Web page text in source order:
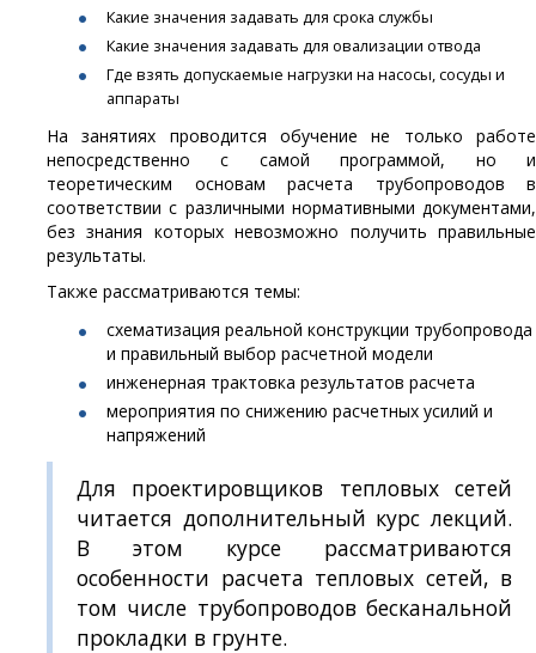
Какие значения задавать для срока службы
Какие значения задавать для овализации отвода
Где взять допускаемые нагрузки на насосы, сосуды и
аппараты
На занятиях проводится обучение не только работе
непосредственно с самой программой, но и
теоретическим основам расчета трубопроводов в
соответствии с различными нормативными документами,
без знания которых невозможно получить правильные
результаты.
Также рассматриваются темы:
схематизация реальной конструкции трубопровода
и правильный выбор расчетной модели
инженерная трактовка результатов расчета
мероприятия по снижению расчетных усилий и
напряжений
Для проектировщиков тепловых сетей
читается дополнительный курс лекций.
В этом курсе рассматриваются
особенности расчета тепловых сетей, в
том числе трубопроводов бесканальной
прокладки в грунте.